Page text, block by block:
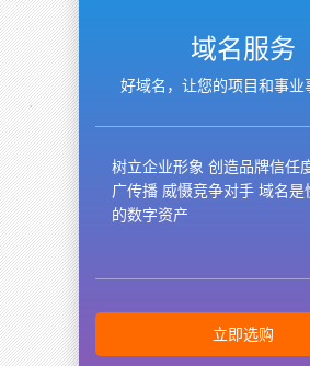
域名服务
好域名，让您的项目和事业
树立企业形象 创造品牌信任
广传播 威慑竞争对手 域名是
的数字资产
立即选购